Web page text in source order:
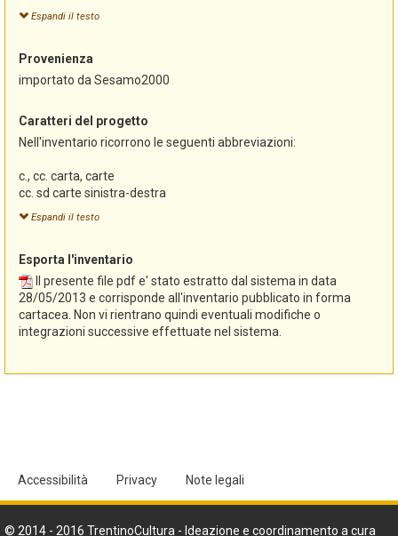
Mattivi, Monica Paoli, Christine Roilo, Cristina Sadler.
L'inventario, redatto originariamente con il programma
"Sesamo 2000" e pubblicato in questo formato nella sezione
riservata agli archivi del portale Trentinocultura
del Trentino e la conseguente revisione dei dati sono state
curate dalla Soprintendenza per i beni librari e archeologici con
secondo le norme di "Sistema informativo degli archivi storici del
Trentino. Manuale-guida per l'inserimento dei dati", Trento, 2006.
Espandi il testo
Provenienza
importato da Sesamo2000
Caratteri del progetto
Nell'inventario ricorrono le seguenti abbreviazioni:
c., cc. carta, carte
cc. sd carte sinistra-destra
d destra
ex. exeunte
n. numero
nn. non numerate
p., pp. pagina, pagine
r recto
s sinistra
tit. int. titolo interno
Espandi il testo
Esporta l'inventario
Il presente file pdf e' stato estratto dal sistema in data
28/05/2013 e corrisponde all'inventario pubblicato in forma
cartacea. Non vi rientrano quindi eventuali modifiche o
integrazioni successive effettuate nel sistema.
Accessibilità Privacy Note legali
© 2014 - 2016 TrentinoCultura - Ideazione e coordinamento a cura